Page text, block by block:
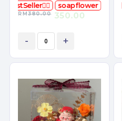
BestSeller👍🏻
soapflower
RM380.00 350.00
- +